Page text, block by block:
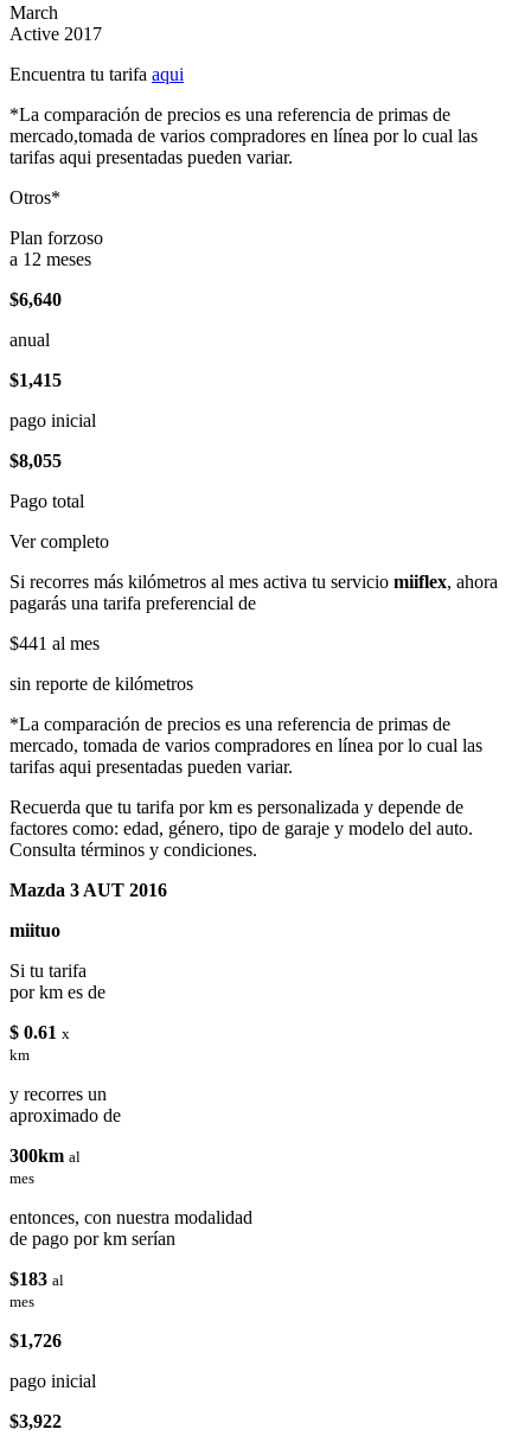
March
Active 2017
Encuentra tu tarifa aqui
*La comparación de precios es una referencia de primas de
mercado,tomada de varios compradores en línea por lo cual las
tarifas aqui presentadas pueden variar.
Otros*
Plan forzoso
a 12 meses
$6,640
anual
$1,415
pago inicial
$8,055
Pago total
Ver completo
Si recorres más kilómetros al mes activa tu servicio miiflex, ahora
pagarás una tarifa preferencial de
$441 al mes
sin reporte de kilómetros
*La comparación de precios es una referencia de primas de
mercado, tomada de varios compradores en línea por lo cual las
tarifas aqui presentadas pueden variar.
Recuerda que tu tarifa por km es personalizada y depende de
factores como: edad, género, tipo de garaje y modelo del auto.
Consulta términos y condiciones.
Mazda 3 AUT 2016
miituo
Si tu tarifa
por km es de
$ 0.61 x
km
y recorres un
aproximado de
300km al
mes
entonces, con nuestra modalidad
de pago por km serían
$183 al
mes
$1,726
pago inicial
$3,922